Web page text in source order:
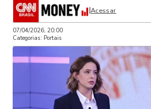
|Acessar
07/04/2026, 20:00
Categorias: Portais